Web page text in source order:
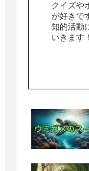
クイズや
が好きで
知的活動
いきます！